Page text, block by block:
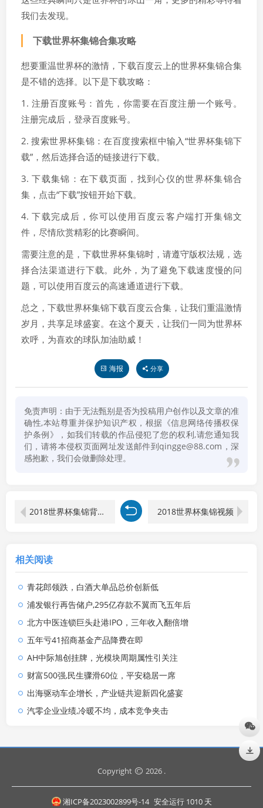
我们去发现。
下载世界杯集锦合集攻略
想要重温世界杯的激情，下载百度云上的世界杯集锦合集
是不错的选择。以下是下载攻略：
1. 注册百度账号：首先，你需要在百度注册一个账号。
注册完成后，登录百度账号。
2. 搜索世界杯集锦：在百度搜索框中输入“世界杯集锦下
载”，然后选择合适的链接进行下载。
3. 下载集锦：在下载页面，找到心仪的世界杯集锦合
集，点击“下载”按钮开始下载。
4. 下载完成后，你可以使用百度云客户端打开集锦文
件，尽情欣赏精彩的比赛瞬间。
需要注意的是，下载世界杯集锦时，请遵守版权法规，选
择合法渠道进行下载。此外，为了避免下载速度慢的问
题，可以使用百度云的高速通道进行下载。
总之，下载世界杯集锦下载百度云合集，让我们重温激情
岁月，共享足球盛宴。在这个夏天，让我们一同为世界杯
欢呼，为喜欢的球队加油助威！
海报 分享
免责声明：由于无法甄别是否为投稿用户创作以及文章的准
确性,本站尊重并保护知识产权，根据《信息网络传播权保
护条例》，如我们转载的作品侵犯了您的权利,请您通知我
们，请将本侵权页面网址发送邮件到qingge@88.com，深
感抱歉，我们会做删除处理。
2018世界杯集锦背景音乐 2018世界杯集锦视频
相关阅读
青花郎领跌，白酒大单品总价创新低
浦发银行再告储户,295亿存款不翼而飞五年后
北方中医连锁巨头赴港IPO，三年收入翻倍增
五年亏41招商基金产品降费在即
AH中际旭创挂牌，光模块周期属性引关注
财富500强,民生骤滑60位，平安稳居一席
出海驱动车企增长，产业链共迎新四化盛宴
汽零企业业绩,冷暖不均，成本竞争夹击
Copyright 2026 .
湘ICP备2023002899号-14 安全运行 1010 天